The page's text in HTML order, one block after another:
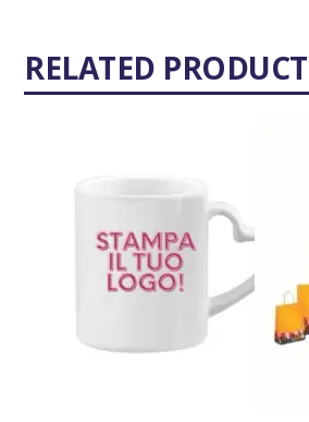
RELATED